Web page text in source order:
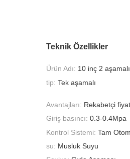
Teknik Özellikler
Ürün Adı: 10 inç 2
tip: Tek aşamalı
Avantajları: Rekabetçi
Giriş basıncı: 0.3-0.4Mpa
Kontrol Sistemi: Tam
su: Musluk Suyu